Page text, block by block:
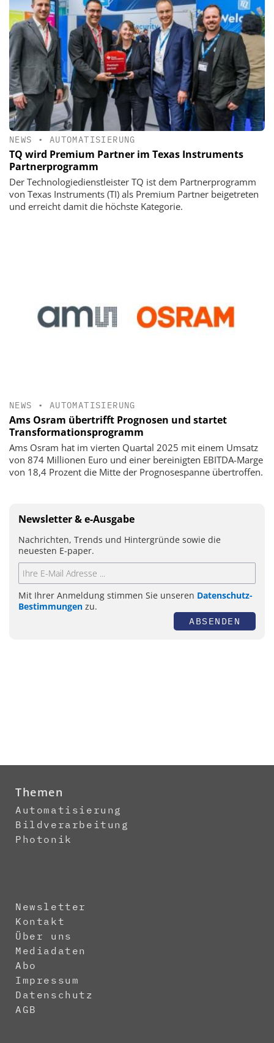
NEWS • AUTOMATISIERUNG
TQ wird Premium Partner im Texas Instruments
Partnerprogramm
Der Technologiedienstleister TQ ist dem Partnerprogramm
von Texas Instruments (TI) als Premium Partner beigetreten
und erreicht damit die höchste Kategorie.
NEWS • AUTOMATISIERUNG
Ams Osram übertrifft Prognosen und startet
Transformationsprogramm
Ams Osram hat im vierten Quartal 2025 mit einem Umsatz
von 874 Millionen Euro und einer bereinigten EBITDA-Marge
von 18,4 Prozent die Mitte der Prognosespanne übertroffen.
Newsletter & e-Ausgabe
Nachrichten, Trends und Hintergründe sowie die
neuesten E-paper.
Mit Ihrer Anmeldung stimmen Sie unseren Datenschutz-
Bestimmungen zu.
ABSENDEN
Themen
Automatisierung
Bildverarbeitung
Photonik
Newsletter
Kontakt
Über uns
Mediadaten
Abo
Impressum
Datenschutz
AGB